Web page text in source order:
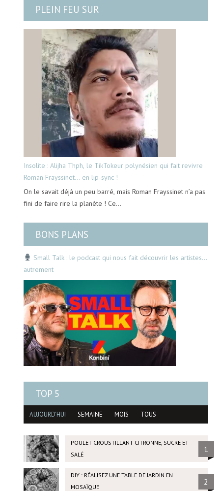
PLEIN FEU SUR
Insolite : Alijha Thph, le TikTokeur polynésien qui fait revivre
Roman Frayssinet… en lip-sync !
On le savait déjà un peu barré, mais Roman Frayssinet n’a pas
fini de faire rire la planète ! Ce…
BONS PLANS
Small Talk : le podcast qui nous fait découvrir les artistes…
autrement
TOP 5
AUJOURD'HUI SEMAINE MOIS TOUS
POULET CROUSTILLANT CITRONNÉ, SUCRÉ ET
SALÉ
1
DIY : RÉALISEZ UNE TABLE DE JARDIN EN
MOSAÏQUE
2